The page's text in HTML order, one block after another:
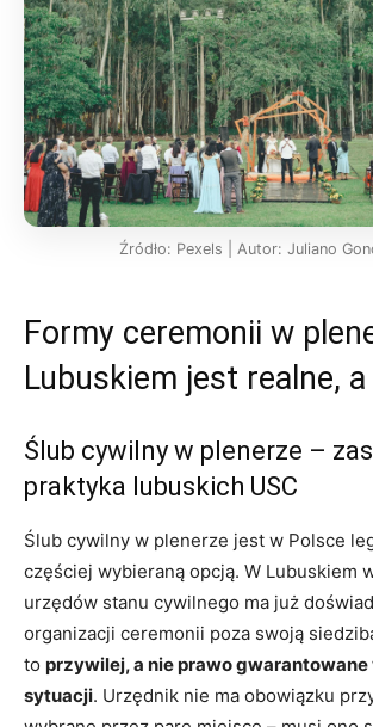
Źródło: Pexels | Autor: Juliano
Formy ceremonii w
Lubuskiem jest realne,
Ślub cywilny w plenerze –
praktyka lubuskich USC
Ślub cywilny w plenerze jest w Polsce
częściej wybieraną opcją. W Lubuskiem
urzędów stanu cywilnego ma już
organizacji ceremonii poza swoją
to przywilej, a nie prawo
sytuacji. Urzędnik nie ma obowiązku